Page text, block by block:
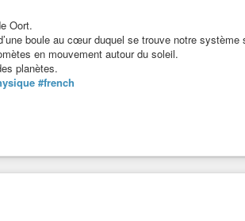
Oort.
boule au cœur duquel se trouve notre système
en mouvement autour du soleil.
planètes.
#french